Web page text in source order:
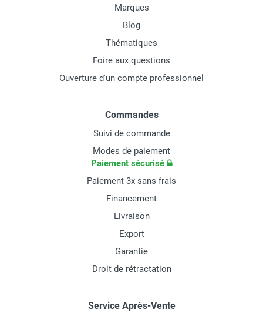
Marques
Blog
Thématiques
Foire aux questions
Ouverture d'un compte professionnel
Commandes
Suivi de commande
Modes de paiement
Paiement sécurisé
Paiement 3x sans frais
Financement
Livraison
Export
Garantie
Droit de rétractation
Service Après-Vente